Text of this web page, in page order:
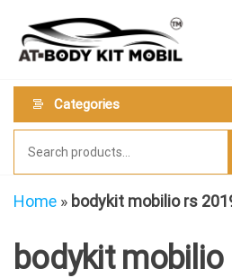
the
content
Kit
Mobil
Categories
Home » bodykit mobilio rs
bodykit